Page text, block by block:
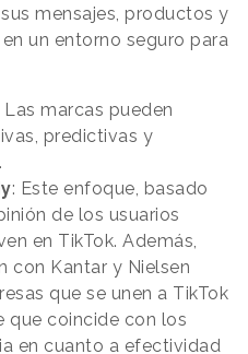
mensajes, productos y
un entorno seguro para
Las marcas pueden
predictivas y
: Este enfoque, basado
de los usuarios
en TikTok. Además,
con Kantar y Nielsen
que se unen a TikTok
que coincide con los
en cuanto a efectividad